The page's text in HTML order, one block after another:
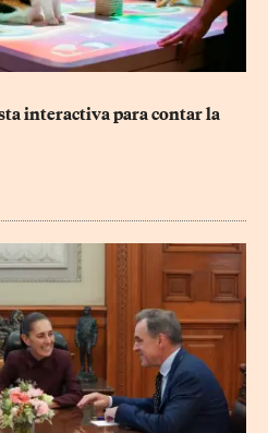
interactiva para contar la